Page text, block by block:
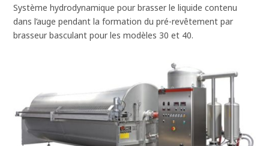
Système hydrodynamique pour brasser le liquide contenu
dans l’auge pendant la formation du pré-revêtement par
brasseur basculant pour les modèles 30 et 40.